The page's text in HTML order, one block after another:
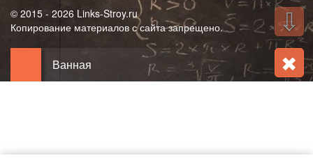
✖
⇩
© 2015 - 2026 Links-Stroy.ru
Копирование материалов с сайта запрещено.
Ванная